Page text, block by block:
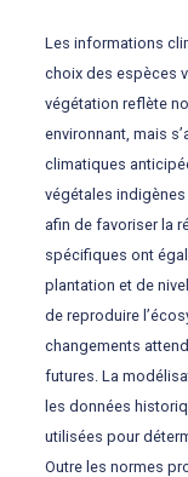
Les informations
choix des espèces
végétation reflète
environnant, mais
climatiques
végétales
afin de favoriser la
spécifiques ont
plantation et de
de reproduire
changements
futures. La
les données
utilisées pour
Outre les normes